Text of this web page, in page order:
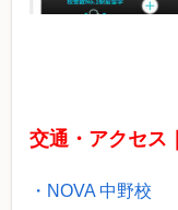
交通・アクセス
・NOVA 中野校